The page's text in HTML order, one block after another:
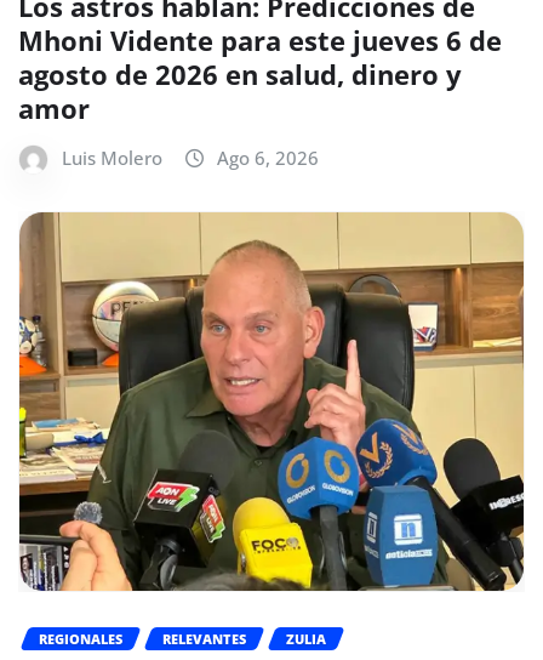
Mhoni Vidente para este jueves 6 de
agosto de 2026 en salud, dinero y
amor
Luis Molero Ago 6, 2026
REGIONALES RELEVANTES ZULIA